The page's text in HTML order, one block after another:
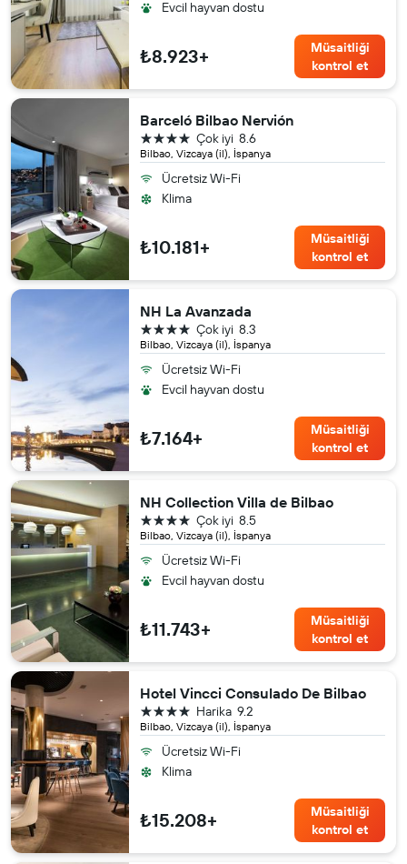
Evcil hayvan dostu
₺8.923+
Müsaitliği
kontrol et
Barceló Bilbao Nervión
Bilbao, Vizcaya (il), İspanya
8.6
Çok iyi
4 yıldız
Ücretsiz Wi-Fi
Klima
₺10.181+
Müsaitliği
kontrol et
NH La Avanzada
Bilbao, Vizcaya (il), İspanya
8.3
Çok iyi
4 yıldız
Ücretsiz Wi-Fi
Evcil hayvan dostu
₺7.164+
Müsaitliği
kontrol et
NH Collection Villa de Bilbao
Bilbao, Vizcaya (il), İspanya
8.5
Çok iyi
4 yıldız
Ücretsiz Wi-Fi
Evcil hayvan dostu
₺11.743+
Müsaitliği
kontrol et
Hotel Vincci Consulado De Bilbao
Bilbao, Vizcaya (il), İspanya
9.2
Harika
4 yıldız
Ücretsiz Wi-Fi
Klima
₺15.208+
Müsaitliği
kontrol et